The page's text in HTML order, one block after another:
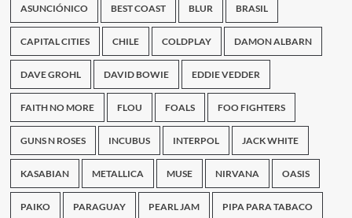
show
en
Kilkenny
ASUNCIÓNICO BEST COAST BLUR BRASIL
CAPITAL CITIES CHILE COLDPLAY DAMON ALBARN
DAVE GROHL DAVID BOWIE EDDIE VEDDER
FAITH NO MORE FLOU FOALS FOO FIGHTERS
GUNS N ROSES INCUBUS INTERPOL JACK WHITE
KASABIAN METALLICA MUSE NIRVANA OASIS
PAIKO PARAGUAY PEARL JAM PIPA PARA TABACO